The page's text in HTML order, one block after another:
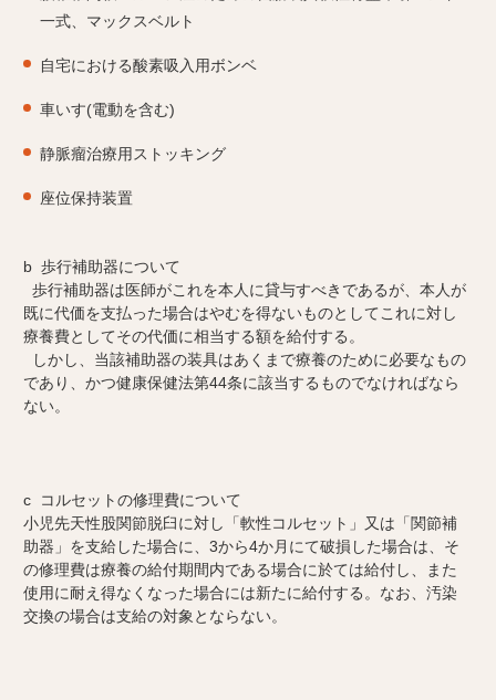
一式、マックスベルト
自宅における酸素吸入用ボンベ
車いす(電動を含む)
静脈瘤治療用ストッキング
座位保持装置
b 歩行補助器について
歩行補助器は医師がこれを本人に貸与すべきであるが、本人が
既に代価を支払った場合はやむを得ないものとしてこれに対し
療養費としてその代価に相当する額を給付する。
しかし、当該補助器の装具はあくまで療養のために必要なもの
であり、かつ健康保健法第44条に該当するものでなければなら
ない。
c コルセットの修理費について
小児先天性股関節脱臼に対し「軟性コルセット」又は「関節補
助器」を支給した場合に、3から4か月にて破損した場合は、そ
の修理費は療養の給付期間内である場合に於ては給付し、また
使用に耐え得なくなった場合には新たに給付する。なお、汚染
交換の場合は支給の対象とならない。